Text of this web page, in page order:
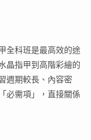
全科班是最高效的途
晶指甲到高階彩繪的
週期較長、內容密
必需項」，直接關係